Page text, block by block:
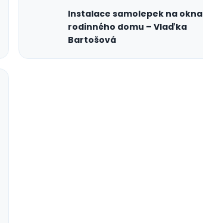
Instalace samolepek na okna
rodinného domu – Vlaďka
Bartošová